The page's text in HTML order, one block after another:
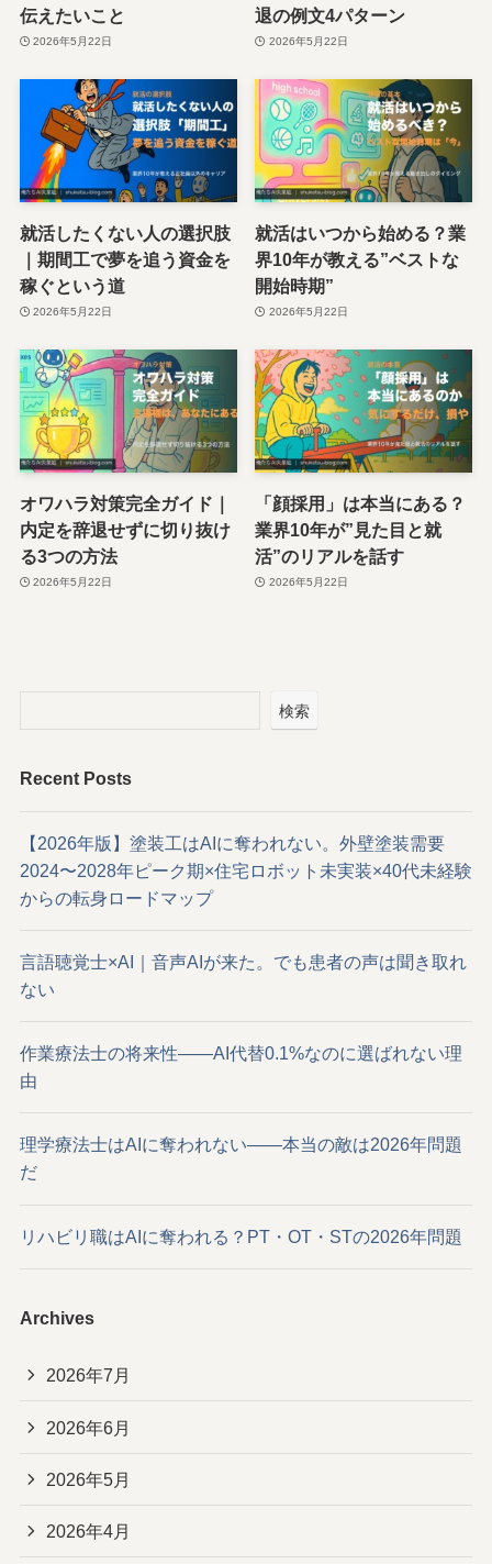
伝えたいこと
2026年5月22日
退の例文4パターン
2026年5月22日
就活したくない人の選択肢
｜期間工で夢を追う資金を
稼ぐという道
2026年5月22日
就活はいつから始める？業
界10年が教える”ベストな
開始時期”
2026年5月22日
オワハラ対策完全ガイド｜
内定を辞退せずに切り抜け
る3つの方法
2026年5月22日
「顔採用」は本当にある？
業界10年が”見た目と就
活”のリアルを話す
2026年5月22日
検索
Recent Posts
【2026年版】塗装工はAIに奪われない。外壁塗装需要
2024〜2028年ピーク期×住宅ロボット未実装×40代未経験
からの転身ロードマップ
言語聴覚士×AI｜音声AIが来た。でも患者の声は聞き取れ
ない
作業療法士の将来性——AI代替0.1%なのに選ばれない理
由
理学療法士はAIに奪われない——本当の敵は2026年問題
だ
リハビリ職はAIに奪われる？PT・OT・STの2026年問題
Archives
2026年7月
2026年6月
2026年5月
2026年4月